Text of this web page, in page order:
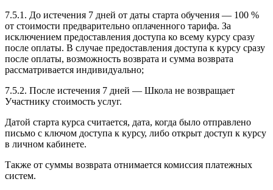
7.5.1. До истечения 7 дней от даты старта обучения — 100 %
от стоимости предварительно оплаченного тарифа. За
исключением предоставления доступа ко всему курсу сразу
после оплаты. В случае предоставления доступа к курсу сразу
после оплаты, возможность возврата и сумма возврата
рассматривается индивидуально;
7.5.2. После истечения 7 дней — Школа не возвращает
Участнику стоимость услуг.
Датой старта курса считается, дата, когда было отправлено
письмо с ключом доступа к курсу, либо открыт доступ к курсу
в личном кабинете.
Также от суммы возврата отнимается комиссия платежных
систем.